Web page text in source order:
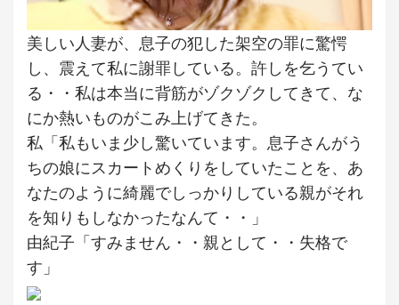
美しい人妻が、息子の犯した架空の罪に驚愕
し、震えて私に謝罪している。許しを乞うてい
る・・私は本当に背筋がゾクゾクしてきて、な
にか熱いものがこみ上げてきた。
私「私もいま少し驚いています。息子さんがう
ちの娘にスカートめくりをしていたことを、あ
なたのように綺麗でしっかりしている親がそれ
を知りもしなかったなんて・・」
由紀子「すみません・・親として・・失格で
す」